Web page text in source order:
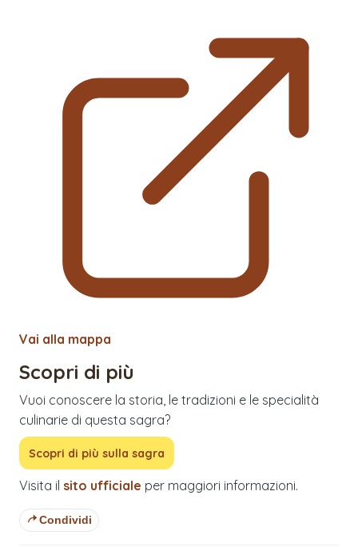
Vai alla mappa
Scopri di più
Vuoi conoscere la storia, le tradizioni e le specialità
culinarie di questa sagra?
Scopri di più sulla sagra
Visita il sito ufficiale per maggiori informazioni.
Condividi